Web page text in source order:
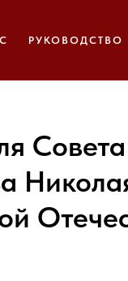
РУКОВОДСТВО
Совета